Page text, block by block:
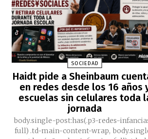
SOCIEDAD
Haidt pide a Sheinbaum
en redes desde los 16 años
escuelas sin celulares toda
jornada
body.single-post:has(.p3-redes-
full) .td-main-content-wrap, body.single-